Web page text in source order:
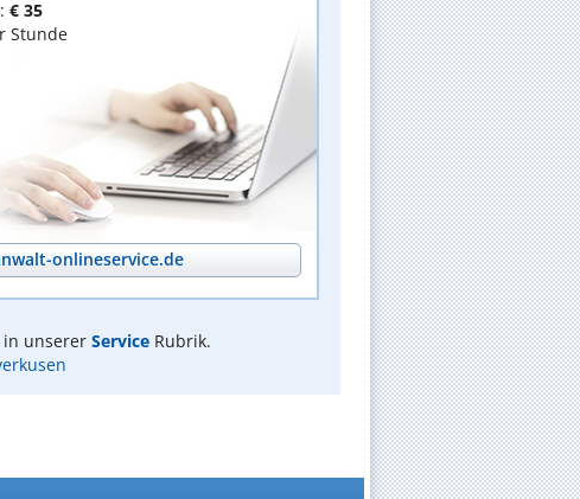
€ 35
Stunde
onlineservice.de
in unserer ServiceRubrik.